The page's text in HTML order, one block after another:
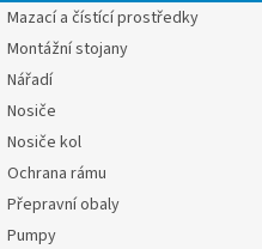
Mazací a čístící prostředky
Montážní stojany
Nářadí
Nosiče
Nosiče kol
Ochrana rámu
Přepravní obaly
Pumpy